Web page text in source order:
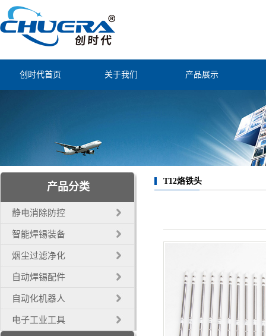
创时代首页 关于我们
公司证书
产品展示
烟尘过滤净化
自动焊锡配件
自动化机器人
产品分类
静电消除防控
智能焊锡装备
烟尘过滤净化
自动焊锡配件
自动化机器人
电子工业工具
T12烙铁头